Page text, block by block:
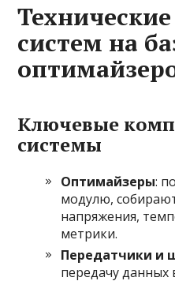
систем на
Ключевые
системы
Оптимайзеры:
модулю,
напряжения,
метрики.
Передатчики и
передачу данных